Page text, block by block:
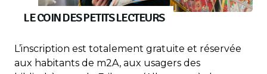
LE COIN DES PETITS LECTEURS
L’inscription est totalement gratuite et réservée
aux habitants de m2A, aux usagers des